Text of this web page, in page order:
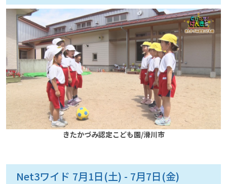
きたかづみ認定こども園/滑川市
Net3ワイド 7月1日(土) - 7月7日(金)